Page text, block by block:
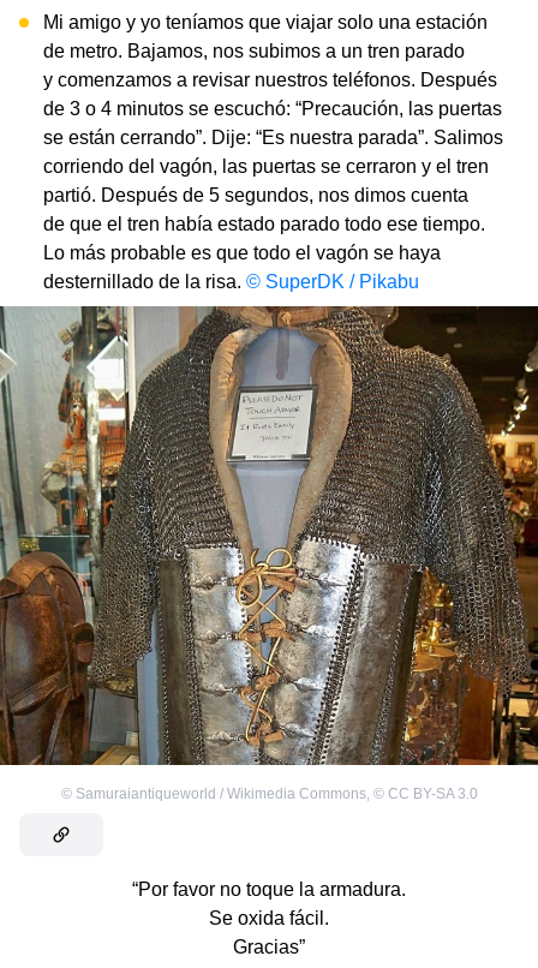
Mi amigo y yo teníamos que viajar solo una estación
de metro. Bajamos, nos subimos a un tren parado
y comenzamos a revisar nuestros teléfonos. Después
de 3 o 4 minutos se escuchó: “Precaución, las puertas
se están cerrando”. Dije: “Es nuestra parada”. Salimos
corriendo del vagón, las puertas se cerraron y el tren
partió. Después de 5 segundos, nos dimos cuenta
de que el tren había estado parado todo ese tiempo.
Lo más probable es que todo el vagón se haya
desternillado de la risa. © SuperDK / Pikabu
© Samuraiantiqueworld / Wikimedia Commons, © CC BY-SA 3.0
“Por favor no toque la armadura.
Se oxida fácil.
Gracias”